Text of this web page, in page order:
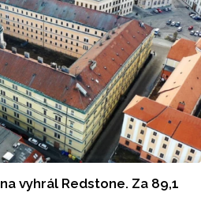
vyhrál Redstone. Za 89,1